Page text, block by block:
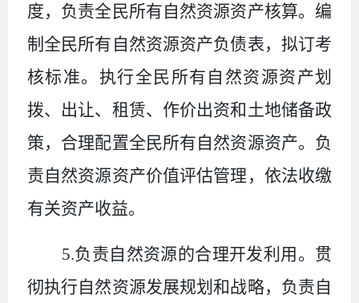
度，负责全民所有自然资源资产核算。编
制全民所有自然资源资产负债表，拟订考
核标准。执行全民所有自然资源资产划
拨、出让、租赁、作价出资和土地储备政
策，合理配置全民所有自然资源资产。负
责自然资源资产价值评估管理，依法收缴
有关资产收益。
5.负责自然资源的合理开发利用。贯
彻执行自然资源发展规划和战略，负责自